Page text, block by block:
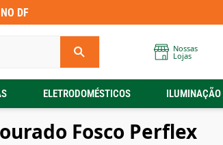
DF
Nossas
Lojas
ELETRODOMÉSTICOS ILUMINAÇÃO
Fosco Perflex